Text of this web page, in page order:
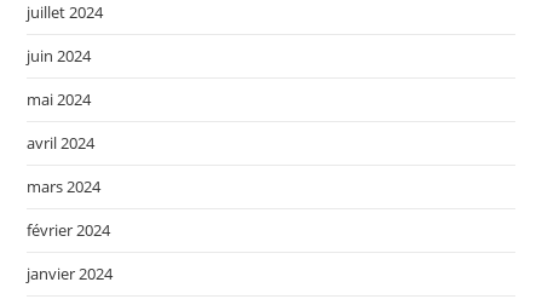
juillet 2024
juin 2024
mai 2024
avril 2024
mars 2024
février 2024
janvier 2024